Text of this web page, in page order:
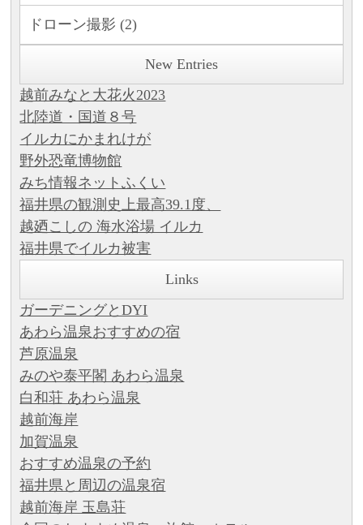
ドローン撮影 (2)
New Entries
越前みなと大花火2023
北陸道・国道８号
イルカにかまれけが
野外恐竜博物館
みち情報ネットふくい
福井県の観測史上最高39.1度、
越廼こしの 海水浴場 イルカ
福井県でイルカ被害
Links
ガーデニングとDYI
あわら温泉おすすめの宿
芦原温泉
みのや泰平閣 あわら温泉
白和荘 あわら温泉
越前海岸
加賀温泉
おすすめ温泉の予約
福井県と周辺の温泉宿
越前海岸 玉島荘